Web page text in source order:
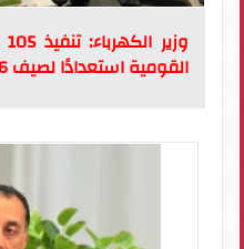
القومية استعدادًا لصيف 2026